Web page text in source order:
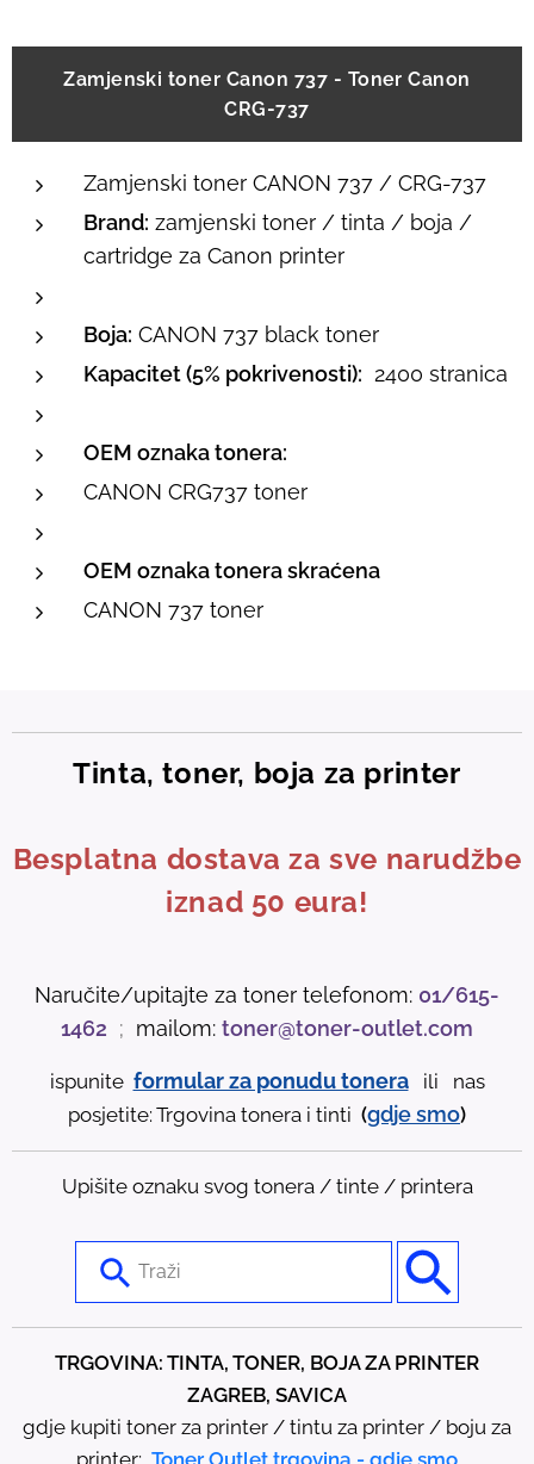
Zamjenski toner Canon 737 - Toner Canon
CRG-737
Zamjenski toner CANON 737 / CRG-737
Brand: zamjenski toner / tinta / boja /
cartridge za Canon printer
Boja: CANON 737 black toner
Kapacitet (5% pokrivenosti): 2400 stranica
OEM oznaka tonera:
CANON CRG737 toner
OEM oznaka tonera skraćena
CANON 737 toner
Tinta, toner, boja za printer
Besplatna dostava za sve narudžbe
iznad 50 eura!
Naručite/upitajte za toner telefonom: 01/615-
1462 ; mailom: toner@toner-outlet.com
ispunite formular za ponudu tonera
ili nas
posjetite: Trgovina tonera i tinti (gdjesmo)
Upišite oznaku svog tonera / tinte / printera
t
TRGOVINA: TINTA, TONER, BOJA ZA PRINTER
ZAGREB, SAVICA
gdje kupiti toner za printer / tintu za printer / boju za
printer: Toner Outlet trgovina - gdje smo